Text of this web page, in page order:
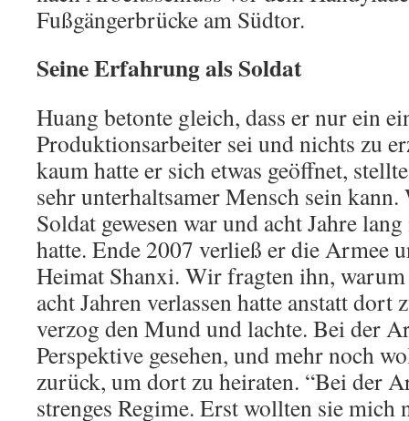
Fußgängerbrücke am Südtor.
Seine Erfahrung als Soldat
Huang betonte gleich, dass er nur ein
Produktionsarbeiter sei und nichts zu
kaum hatte er sich etwas geöffnet,
sehr unterhaltsamer Mensch sein
Soldat gewesen war und acht Jahre
hatte. Ende 2007 verließ er die Armee
Heimat Shanxi. Wir fragten ihn,
acht Jahren verlassen hatte anstatt dort
verzog den Mund und lachte. Bei der
Perspektive gesehen, und mehr noch
zurück, um dort zu heiraten. “Bei der
strenges Regime. Erst wollten sie mich